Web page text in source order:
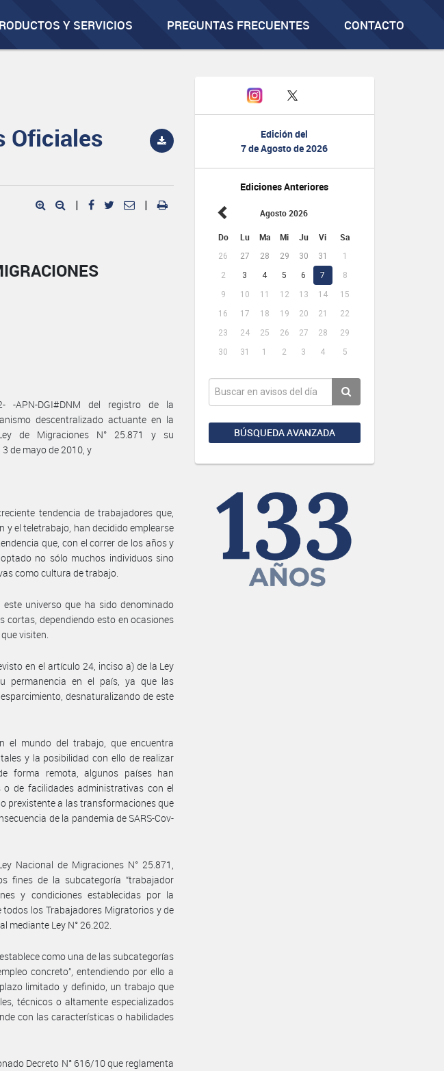
Y SERVICIOS PREGUNTAS FRECUENTES CONTACTO
Edición del
7 de Agosto de 2026
Ediciones Anteriores
Agosto 2026
Do Lu Ma Mi Ju Vi Sa
26 27 28 29 30 31
1
2
3 4 5 6 7
8
9
10 11 12 13 14
15
16
17 18 19 20 21
22
23
24 25 26 27 28
29
30
31 1 2 3 4 5
BÚSQUEDA AVANZADA
Oficiales
| |
-APN-DGI#DNM del registro de la
descentralizado actuante en la
de Migraciones N° 25.871 y su
de mayo de 2010, y
tendencia de trabajadores que,
y el teletrabajo, han decidido emplearse
que, con el correr de los años y
no sólo muchos individuos sino
como cultura de trabajo.
universo que ha sido denominado
cortas, dependiendo esto en ocasiones
visiten.
en el artículo 24, inciso a) de la Ley
permanencia en el país, ya que las
desnaturalizando de este
el mundo del trabajo, que encuentra
y la posibilidad con ello de realizar
forma remota, algunos países han
de facilidades administrativas con el
prexistente a las transformaciones que
de la pandemia de SARS-Cov-
Nacional de Migraciones N° 25.871,
fines de la subcategoría “trabajador
y condiciones establecidas por la
los Trabajadores Migratorios y de
mediante Ley N° 26.202.
como una de las subcategorías
concreto”, entendiendo por ello a
limitado y definido, un trabajo que
técnicos o altamente especializados
con las características o habilidades
Decreto N° 616/10 que reglamenta